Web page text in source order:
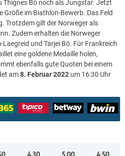
Thignes Bö noch als Jungstar. Jetzt
Größe im Biathlon-Bewerb. Das Feld
Trotzdem gilt der Norweger als
Zudem erhalten die Norweger
Laegreid und Tarjei Bö. Für Frankreich
eine goldene Medaille holen,
ebenfalls gute Quoten bei einem
am8. Februar 2022 um 16:30 Uhr